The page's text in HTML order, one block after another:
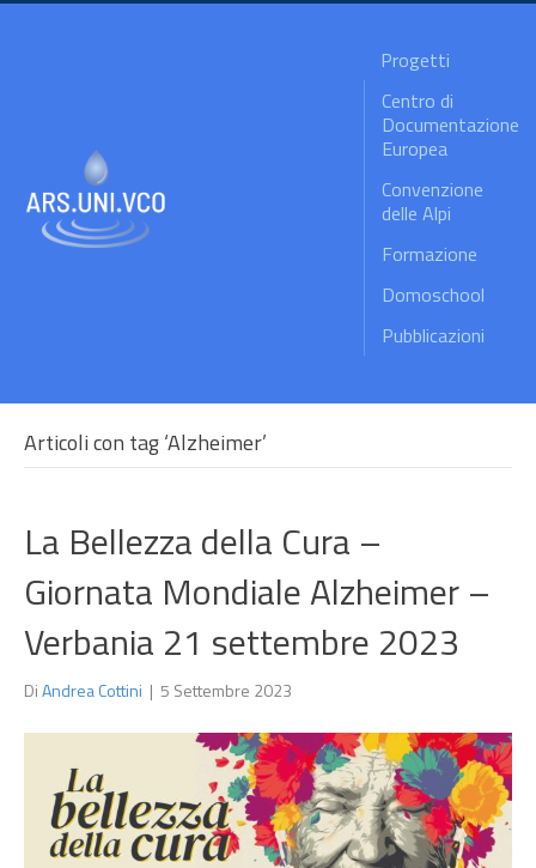
Progetti
Centro di
Documentazione
Europea
Convenzione
delle Alpi
Formazione
Domoschool
Pubblicazioni
Articoli con tag ‘Alzheimer’
La Bellezza della Cura –
Giornata Mondiale Alzheimer –
Verbania 21 settembre 2023
DiAndrea Cottini | 5 Settembre 2023